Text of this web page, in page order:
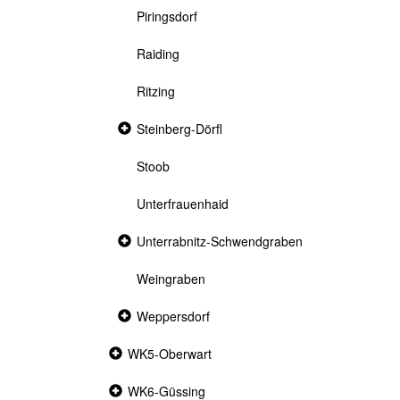
Piringsdorf
Raiding
Ritzing
Collapsed
Steinberg-Dörfl
Stoob
Unterfrauenhaid
Collapsed
Unterrabnitz-Schwendgraben
Weingraben
Collapsed
section
Weppersdorf
Collapsed
WK5-Oberwart
Collapsed
WK6-Güssing